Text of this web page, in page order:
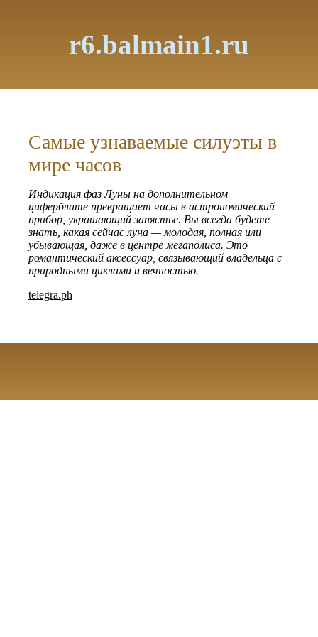
r6.balmain1.ru
Самые узнаваемые силуэты в
мире часов
Индикация фаз Луны на дополнительном
циферблате превращает часы в астрономический
прибор, украшающий запястье. Вы всегда будете
знать, какая сейчас луна — молодая, полная или
убывающая, даже в центре мегаполиса. Это
романтический аксессуар, связывающий владельца с
природными циклами и вечностью.
telegra.ph